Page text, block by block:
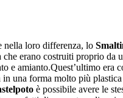
nella loro differenza, lo
erano costruiti proprio da
e amianto.Quest’ultimo era
una forma molto più
è possibile avere le